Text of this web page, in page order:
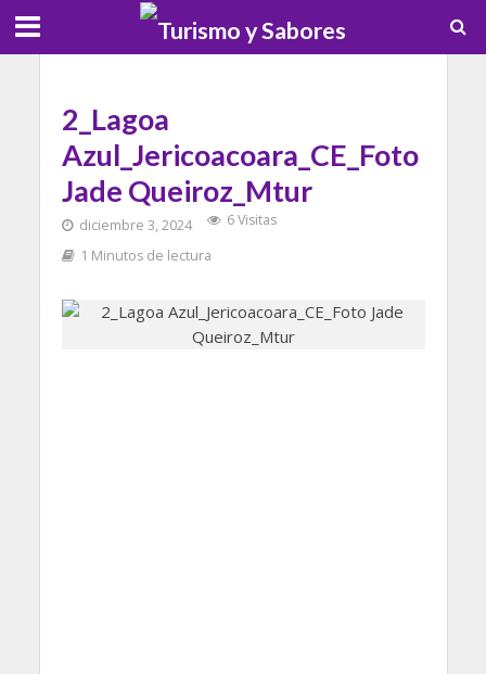
2_Lagoa
Azul_Jericoacoara_CE_Foto
Jade Queiroz_Mtur
diciembre 3, 2024
6 Visitas
1 Minutos de lectura